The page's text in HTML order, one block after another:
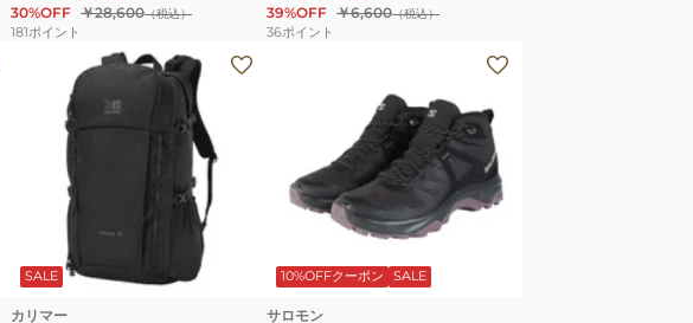
30%OFF ￥28,600（税込）
181ポイント
39%OFF ￥6,600（税込）
36ポイント
SALE
カリマー
10%OFFクーポン SALE
サロモン